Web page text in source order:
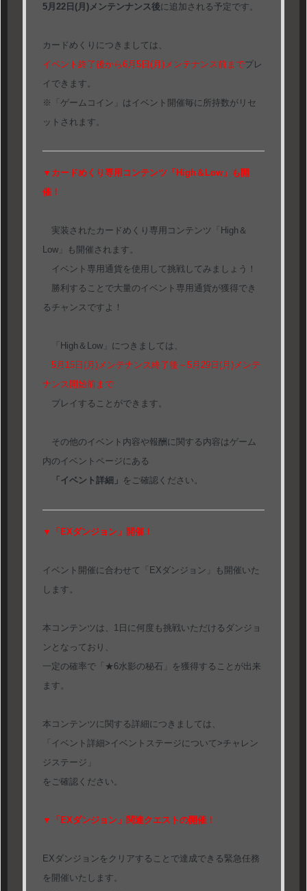
5月22日(月)メンテンナンス後に追加される予定です。
カードめくりにつきましては、
イベント終了後から6月5日(月)メンテナンス前までプレ
イできます。
※「ゲームコイン」はイベント開催毎に所持数がリセ
ットされます。
▼カードめくり専用コンテンツ「High＆Low」も開
催！
実装されたカードめくり専用コンテンツ「High＆
Low」も開催されます。
イベント専用通貨を使用して挑戦してみましょう！
勝利することで大量のイベント専用通貨が獲得でき
るチャンスですよ！
「High＆Low」につきましては、
5月15日(月)メンテナンス終了後～5月29日(月)メンテ
ナンス開始前まで
プレイすることができます。
その他のイベント内容や報酬に関する内容はゲーム
内のイベントページにある
「イベント詳細」
をご確認ください。
▼「EXダンジョン」開催！
イベント開催に合わせて「EXダンジョン」も開催いた
します。
本コンテンツは、1日に何度も挑戦いただけるダンジョ
ンとなっており、
一定の確率で「★6水影の秘石」を獲得することが出来
ます。
本コンテンツに関する詳細につきましては、
「イベント詳細>イベントステージについて>チャレン
ジステージ」
をご確認ください。
▼「EXダンジョン」関連クエストの開催！
EXダンジョンをクリアすることで達成できる緊急任務
を開催いたします。